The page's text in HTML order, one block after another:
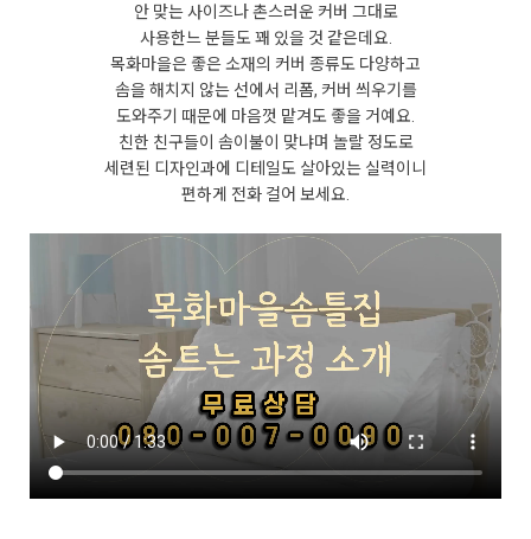
안 맞는 사이즈나 촌스러운 커버 그대로
사용한느 분들도 꽤 있을 것 같은데요.
목화마을은 좋은 소재의 커버 종류도 다양하고
솜을 해치지 않는 선에서 리폼, 커버 씌우기를
도와주기 때문에 마음껏 맡겨도 좋을 거예요.
친한 친구들이 솜이불이 맞냐며 놀랄 정도로
세련된 디자인과에 디테일도 살아있는 실력이니
편하게 전화 걸어 보세요.